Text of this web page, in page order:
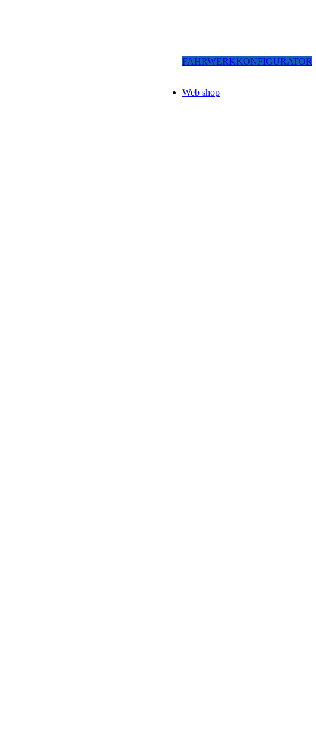
FAHRWERKKONFIGURATOR
Web shop